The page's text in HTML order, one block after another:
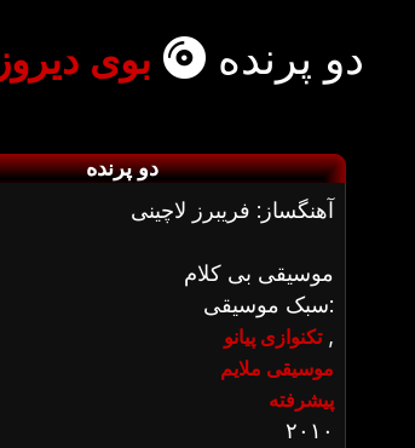
دو پرنده بوی
دو پرنده
آهنگساز: فریبرز لاچینی
موسیقی بی کلام
سبک موسیقی:
تکنوازی پیانو,
موسیقی ملایم
پیشرفته
۲۰۱۰